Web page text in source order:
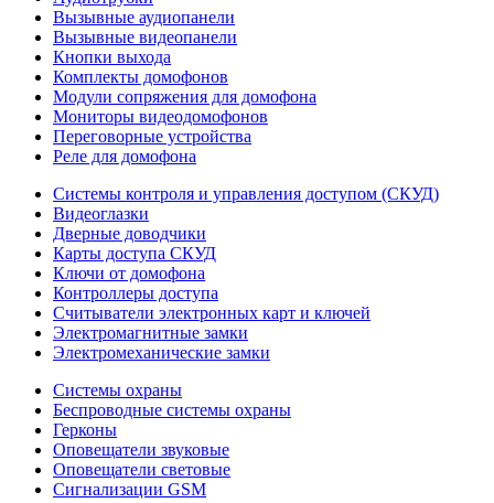
Вызывные аудиопанели
Вызывные видеопанели
Кнопки выхода
Комплекты домофонов
Модули сопряжения для домофона
Мониторы видеодомофонов
Переговорные устройства
Реле для домофона
Системы контроля и управления доступом (СКУД)
Видеоглазки
Дверные доводчики
Карты доступа СКУД
Ключи от домофона
Контроллеры доступа
Считыватели электронных карт и ключей
Электромагнитные замки
Электромеханические замки
Системы охраны
Беспроводные системы охраны
Герконы
Оповещатели звуковые
Оповещатели световые
Сигнализации GSM